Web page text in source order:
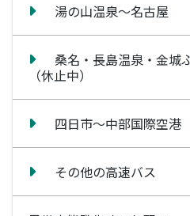
湯の山温泉～名古屋
桑名・長島温泉・金城
（休止中）
四日市～中部国際空港
その他の高速バス